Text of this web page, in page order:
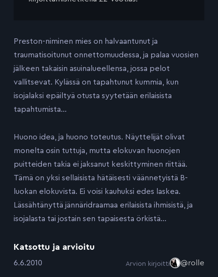
Preston-niminen mies on halvaantunut ja
traumatisoitunut onnettomuudessa, ja palaa vuosien
jälkeen takaisin asuinalueellensa, jossa pelot
vallitsevat. Kylässä on tapahtunut kummia, kun
isojalaksi epäiltyä otusta syytetään erilaisista
tapahtumista…
Huono idea, ja huono toteutus. Näyttelijät olivat
monelta osin tuttuja, mutta elokuvan huonojen
puitteiden takia ei jaksanut keskittyminen riittää.
Tämä on yksi sellaisista hätäisesti väännetyistä B-
luokan elokuvista. Ei voisi kauhuksi edes laskea.
Lässähtänyttä jännäridraamaa erilaisista ihmisistä, ja
isojalasta tai jostain sen tapaisesta örkistä…
Katsottu ja arvioitu
:6.6.2010 Arvion kirjoitti @rolle